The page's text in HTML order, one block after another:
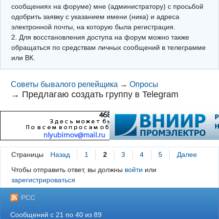
Телеграм
сообщениях на форуме) мне (администратору) с просьбой
одобрить заявку с указанием имени (ника) и адреса
электронной почты, на которую была регистрация.
2. Для восстановления доступа на форум можно также
обращаться по средствам личных сообщений в телеграмме
или ВК.
Советы бывалого релейщика →Опросы
→ Предлагаю создать группу в Telegram
Страницы Назад 1 2 3 4 5
Далее
Чтобы отправить ответ, вы должны войти или
зарегистрироваться
РСС
Сообщений с 21 по 40 из 89